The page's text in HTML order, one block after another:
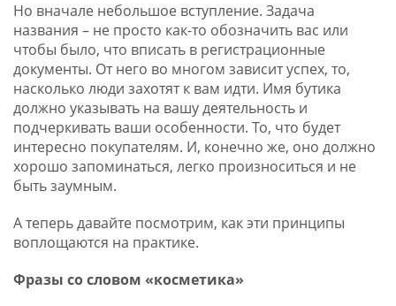
Но вначале небольшое вступление. Задача
названия – не просто как-то обозначить вас или
чтобы было, что вписать в регистрационные
документы. От него во многом зависит успех, то,
насколько люди захотят к вам идти. Имя бутика
должно указывать на вашу деятельность и
подчеркивать ваши особенности. То, что будет
интересно покупателям. И, конечно же, оно должно
хорошо запоминаться, легко произноситься и не
быть заумным.
А теперь давайте посмотрим, как эти принципы
воплощаются на практике.
Фразы со словом «косметика»